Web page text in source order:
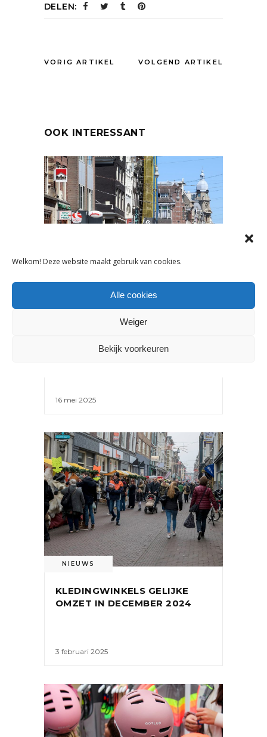
Welkom! Deze website maakt gebruik van cookies.
Alle cookies
Weiger
Bekijk voorkeuren
DELEN:
VORIG ARTIKEL VOLGEND ARTIKEL
OOK INTERESSANT
IN Q1 2025: WAT DIT
KINDERKLEDINGWINKELS
16 mei 2025
NIEUWS
KLEDINGWINKELS GELIJKE
OMZET IN DECEMBER 2024
3 februari 2025